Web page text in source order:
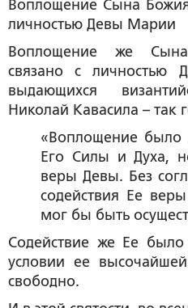
Воплощение Сына
личностью Девы Марии
Воплощение же
связано с
выдающихся
Николай Кавасила – так
«Воплощение было
Его Силы и Духа,
веры Девы. Без
содействия Ее
мог бы быть
Содействие же Ее
условии ее высочайшей
свободно.